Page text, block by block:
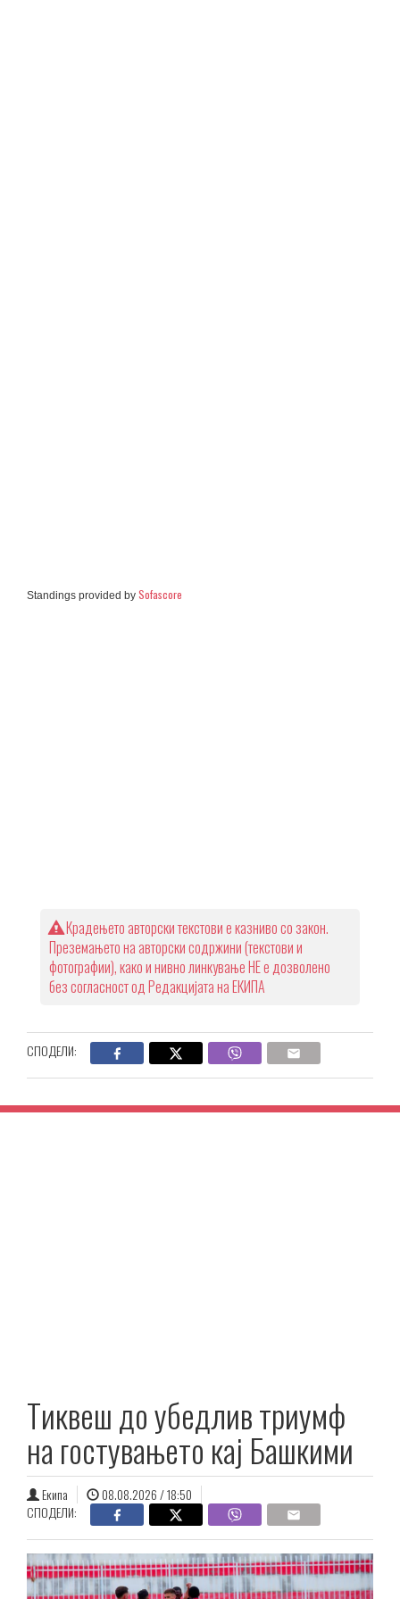
Standings provided by Sofascore
Крадењето авторски текстови е казниво со закон.
Преземањето на авторски содржини (текстови и
фотографии), како и нивно линкување НЕ е дозволено
без согласност од Редакцијата на ЕКИПА
СПОДЕЛИ:
Тиквеш до убедлив триумф
на гостувањето кај Башкими
Екипа
08.08.2026 / 18:50
СПОДЕЛИ: